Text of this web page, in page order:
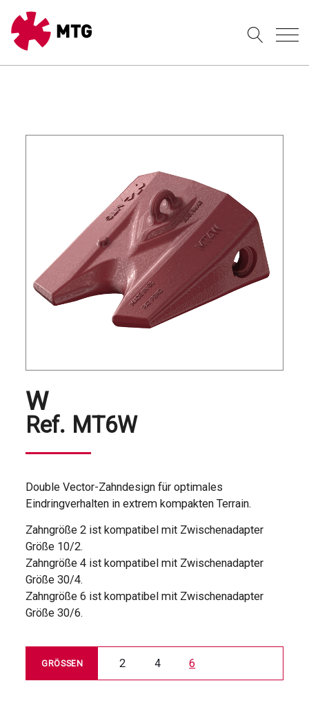
W
Ref. MT6W
Double Vector-Zahndesign für optimales
Eindringverhalten in extrem kompakten Terrain.
Zahngröße 2 ist kompatibel mit Zwischenadapter
Größe 10/2.
Zahngröße 4 ist kompatibel mit Zwischenadapter
Größe 30/4.
Zahngröße 6 ist kompatibel mit Zwischenadapter
Größe 30/6.
GRÖSSEN 2 4 6